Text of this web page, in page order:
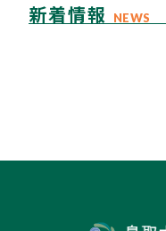
新着情報 NEWS